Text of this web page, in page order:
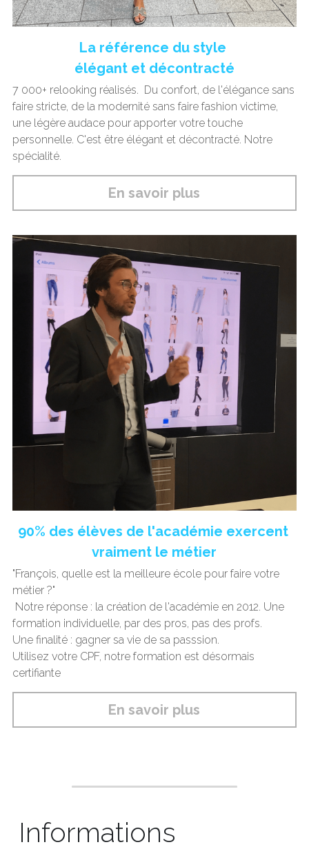
La référence du style
élégant et décontracté
7 000+ relooking réalisés.  Du confort, de l'élégance sans
faire stricte, de la modernité sans faire fashion victime,
une légère audace pour apporter votre touche
personnelle. C'est être élégant et décontracté. Notre
spécialité.
En savoir plus
90% des élèves de l'académie exercent
vraiment le métier
"François, quelle est la meilleure école pour faire votre
métier ?"
formation individuelle, par des pros, pas des profs.
Une finalité : gagner sa vie de sa passsion.
Utilisez votre CPF, notre formation est désormais
certifiante
En savoir plus
Informations